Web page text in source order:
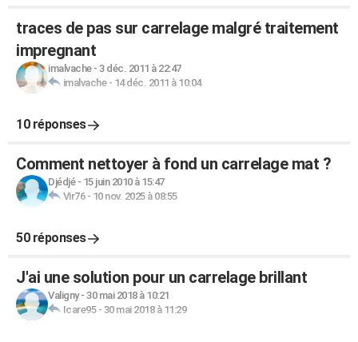
traces de pas sur carrelage malgré traitement
impregnant
imalvache- 3 déc. 2011 à 22:47
imalvache- 14 déc. 2011 à 10:04
10 réponses
Comment nettoyer à fond un carrelage mat ?
Djédjé- 15 juin 2010 à 15:47
Vir76- 10 nov. 2025 à 08:55
50 réponses
J'ai une solution pour un carrelage brillant
Valigny- 30 mai 2018 à 10:21
Icare95- 30 mai 2018 à 11:29